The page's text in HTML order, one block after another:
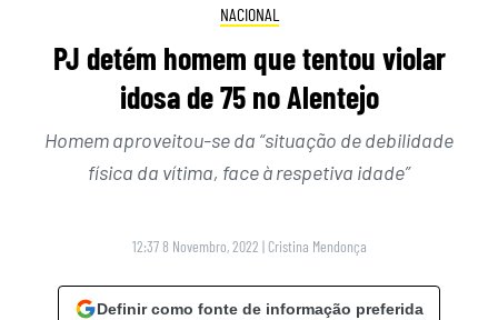
NACIONAL
PJ detém homem que tentou violar
idosa de 75 no Alentejo
Homem aproveitou-se da “situação de debilidade
física da vítima, face à respetiva idade”
12:37 8 Novembro, 2022 | Cristina Mendonça
Definir como fonte de informação preferida